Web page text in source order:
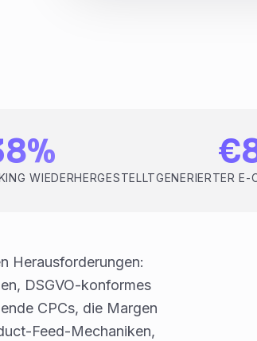
WIEDERHERGESTELLTGENERIERTER
Herausforderungen:
DSGVO-konformes
CPCs, die Margen
Feed-Mechaniken,